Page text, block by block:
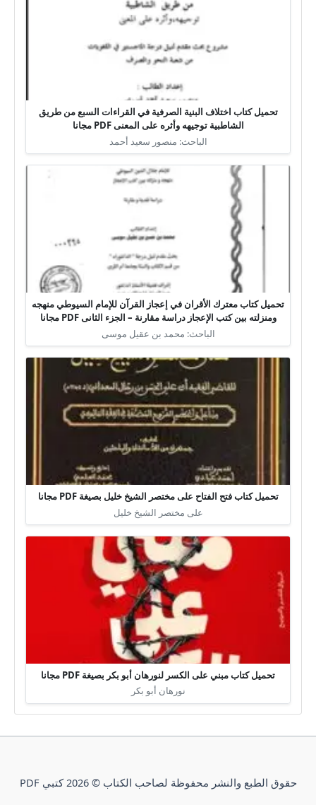
تحميل كتاب اختلاف البنية الصرفية في القراءات السبع من طريق
الشاطبية توجيهه وأثره على المعنى PDF مجانا
الباحث: منصور سعيد أحمد
تحميل كتاب معترك الأقران في إعجاز القرآن للإمام السيوطي منهجه
ومنزلته بين كتب الإعجاز دراسة مقارنة – الجزء الثانى PDF مجانا
الباحث: محمد بن عقيل موسى
تحميل كتاب فتح الفتاح على مختصر الشيخ خليل بصيغة PDF مجانا
على مختصر الشيخ خليل
تحميل كتاب مبني على الكسر لنورهان أبو بكر بصيغة PDF مجانا
نورهان أبو بكر
حقوق الطبع والنشر محفوظة لصاحب الكتاب © 2026 كتبي PDF